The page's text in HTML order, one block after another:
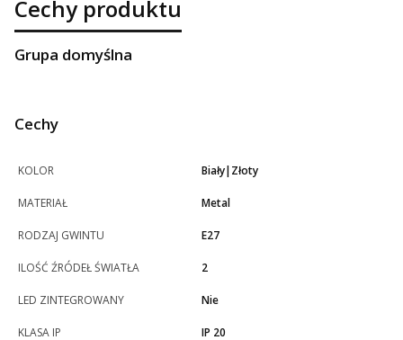
Cechy produktu
Grupa domyślna
Cechy
KOLOR Biały|Złoty
MATERIAŁ Metal
RODZAJ GWINTU E27
ILOŚĆ ŹRÓDEŁ ŚWIATŁA 2
LED ZINTEGROWANY Nie
KLASA IP IP 20